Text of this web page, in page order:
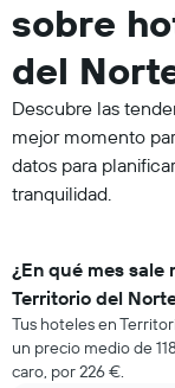
sobre
del
Descubre las
mejor momento
datos para
tranquilidad.
¿En qué mes
Territorio del
Tus hoteles en
un precio medio de
caro, por 226 €.